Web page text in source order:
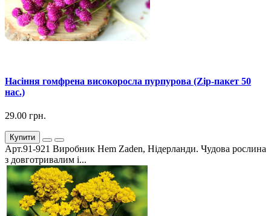
Насіння гомфрена високоросла пурпурова (Zip-пакет 50
нас.)
29.00 грн.
Купити
Арт.91-921 Виробник Hem Zaden, Нідерланди. Чудова рослина
з довготривалим і...